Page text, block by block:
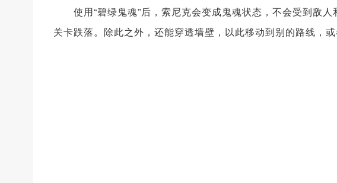
使用“碧绿鬼魂”后，索尼克会变成鬼魂状态，不会受到敌人
关卡跌落。除此之外，还能穿透墙壁，以此移动到别的路线，或